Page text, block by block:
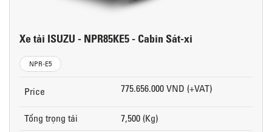
Xe tải ISUZU - NPR85KE5 - Cabin Sát-xi
NPR-E5
Price 775.656.000 VND (+VAT)
Tổng trọng tải
7,500 (Kg)